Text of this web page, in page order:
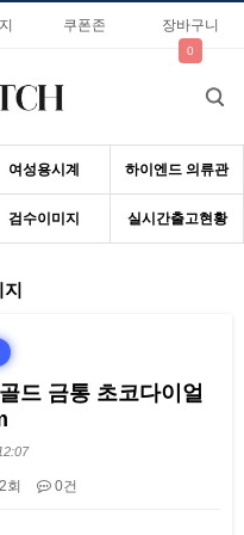
쿠폰존 장바구니
0
여성용시계 하이엔드 의류관
검수이미지 실시간출고현황
드 금통 초코다이얼
회 0건